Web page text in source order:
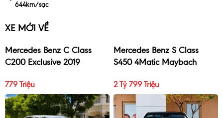
644km/sạc
XE MỚI VỀ
Mercedes Benz C Class
C200 Exclusive 2019
779 Triệu
Mercedes Benz S Class
S450 4Matic Maybach
2 Tỷ 799 Triệu